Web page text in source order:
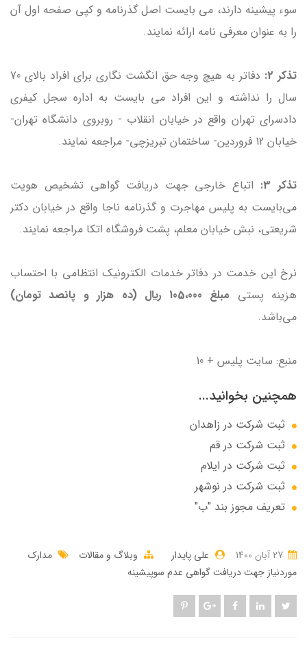
سوء پيشينه دارند، مي بايست اصل گذرنامه و كپي صفحه اول آن
را به عنوان معرفي نامه ارائه نمايند.
تذکر 2:
دفاتر به هيچ وجه حق انگشت نگاري براي افراد بالاي 70
سال را نداشته و این افراد مي بايست به اداره سجل كيفري
دادسراي تهران واقع در خيابان انقلاب - روبروي دانشگاه تهران-
خيابان 12 فروردين- ساختمان تبريزچي- مراجعه نمایند.
تذکر 3:
اتباع خارجی جهت دریافت گواهی تشخيص هويت
مي‌بايست به پليس مهاجرت و گذرنامه ناجا واقع در خیابان دکتر
شریعتی، نبش خیابان معلم، پشت فروشگاه اتکا مراجعه نمایند.
نرخ اين خدمت در دفاتر خدمات الکترونيک انتظامي با احتساب
هزینه پستی مبلغ 105،000 ريال (ده هزار و پانصد تومان)
مي‌باشد.
منبع: سایت پلیس + 10
همچنین بخوانید...
ثبت شرکت در زاهدان
ثبت شرکت در قم
ثبت شرکت در ایلام
ثبت شرکت در نوشهر
تعریف مجوز بند "ب"
علی پایدار وبلاگ و مقالات
مدارک
موردنیاز جهت دریافت گواهی عدم سوپیشینه